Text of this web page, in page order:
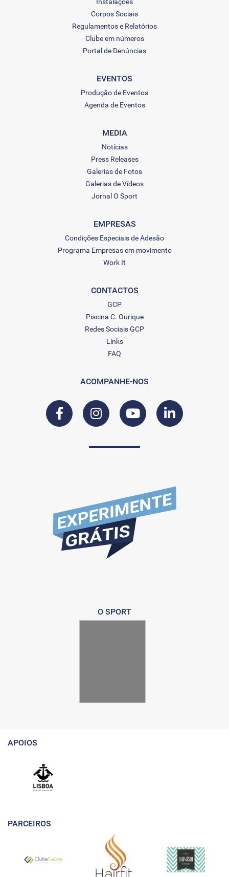
Corpos Sociais
Regulamentos e Relatórios
Clube em números
Portal de Denúncias
EVENTOS
Produção de Eventos
Agenda de Eventos
MEDIA
Notícias
Press Releases
Galerias de Fotos
Galerias de Vídeos
Jornal O Sport
EMPRESAS
Condições Especiais de Adesão
Programa Empresas em movimento
Work It
CONTACTOS
GCP
Piscina C. Ourique
Redes Sociais GCP
Links
FAQ
ACOMPANHE-NOS
O SPORT
APOIOS
PARCEIROS